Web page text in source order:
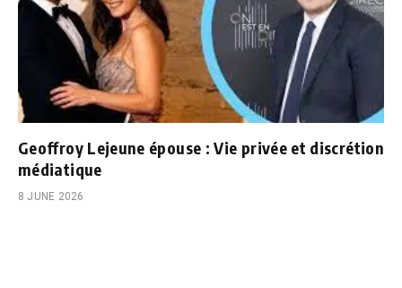
Geoffroy Lejeune épouse : Vie privée et discrétion
médiatique
8 JUNE 2026